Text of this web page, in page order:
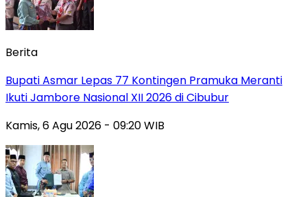
Berita
Bupati Asmar Lepas 77 Kontingen Pramuka Meranti
Ikuti Jambore Nasional XII 2026 di Cibubur
Kamis, 6 Agu 2026 - 09:20 WIB